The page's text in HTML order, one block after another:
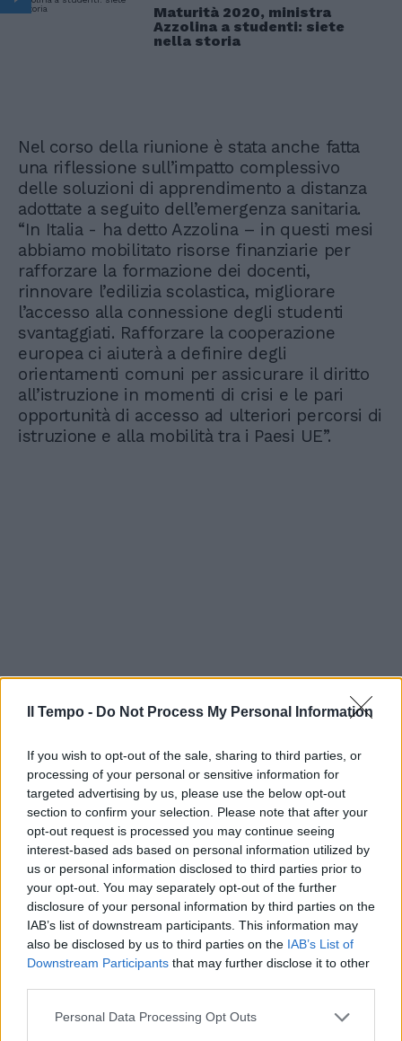
Il Tempo - Do Not Process My Personal Information
If you wish to opt-out of the sale, sharing to third parties, or
processing of your personal or sensitive information for
targeted advertising by us, please use the below opt-out
section to confirm your selection. Please note that after your
opt-out request is processed you may continue seeing
interest-based ads based on personal information utilized by
us or personal information disclosed to third parties prior to
your opt-out. You may separately opt-out of the further
disclosure of your personal information by third parties on the
IAB’s list of downstream participants. This information may
also be disclosed by us to third parties on the IAB’s List of
Downstream Participants that may further disclose it to other
Personal Data Processing Opt Outs
Maturità 2020, ministra
Azzolina a studenti: siete
nella storia
Nel corso della riunione è stata anche fatta
una riflessione sull’impatto complessivo
delle soluzioni di apprendimento a distanza
adottate a seguito dell’emergenza sanitaria.
“In Italia - ha detto Azzolina – in questi mesi
abbiamo mobilitato risorse finanziarie per
rafforzare la formazione dei docenti,
rinnovare l’edilizia scolastica, migliorare
l’accesso alla connessione degli studenti
svantaggiati. Rafforzare la cooperazione
europea ci aiuterà a definire degli
orientamenti comuni per assicurare il diritto
all’istruzione in momenti di crisi e le pari
opportunità di accesso ad ulteriori percorsi di
istruzione e alla mobilità tra i Paesi UE”.